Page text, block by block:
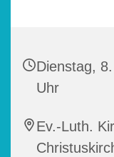
Dienstag,
Uhr
Ev.-Luth.